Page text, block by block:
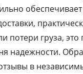
потери груза, это
надежности.
в